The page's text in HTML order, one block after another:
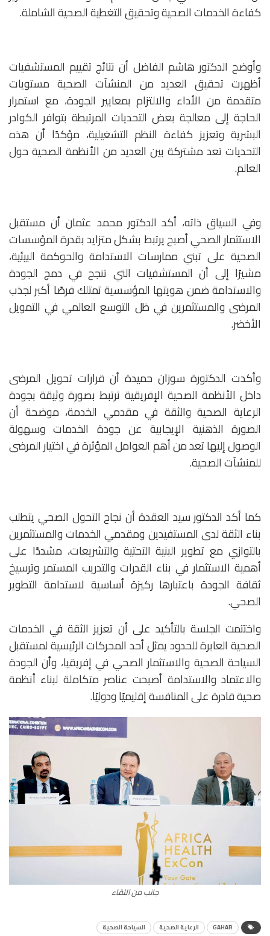
كفاءة الخدمات الصحية وتحقيق التغطية الصحية الشاملة.
وأوضح الدكتور هاشم الفاضل أن نتائج تقييم المستشفيات
أظهرت تحقيق العديد من المنشآت الصحية مستويات
متقدمة من الأداء والالتزام بمعايير الجودة، مع استمرار
الحاجة إلى معالجة بعض التحديات المرتبطة بتوافر الكوادر
البشرية وتعزيز كفاءة النظم التشغيلية، مؤكدًا أن هذه
التحديات تعد مشتركة بين العديد من الأنظمة الصحية حول
العالم.
وفي السياق ذاته، أكد الدكتور محمد عثمان أن مستقبل
الاستثمار الصحي أصبح يرتبط بشكل متزايد بقدرة المؤسسات
الصحية على تبني ممارسات الاستدامة والحوكمة البيئية،
مشيرًا إلى أن المستشفيات التي تنجح في دمج الجودة
والاستدامة ضمن هويتها المؤسسية تمتلك فرصًا أكبر لجذب
المرضى والمستثمرين في ظل التوسع العالمي في التمويل
الأخضر.
وأكدت الدكتورة سوزان حميدة أن قرارات تحويل المرضى
داخل الأنظمة الصحية الإفريقية ترتبط بصورة وثيقة بجودة
الرعاية الصحية والثقة في مقدمي الخدمة، موضحة أن
الصورة الذهنية الإيجابية عن جودة الخدمات وسهولة
الوصول إليها تعد من أهم العوامل المؤثرة في اختيار المرضى
للمنشآت الصحية.
كما أكد الدكتور سيد العقدة أن نجاح التحول الصحي يتطلب
بناء الثقة لدى المستفيدين ومقدمي الخدمات والمستثمرين
بالتوازي مع تطوير البنية التحتية والتشريعات، مشددًا على
أهمية الاستثمار في بناء القدرات والتدريب المستمر وترسيخ
ثقافة الجودة باعتبارها ركيزة أساسية لاستدامة التطوير
الصحي.
واختتمت الجلسة بالتأكيد على أن تعزيز الثقة في الخدمات
الصحية العابرة للحدود يمثل أحد المحركات الرئيسية لمستقبل
السياحة الصحية والاستثمار الصحي في إفريقيا، وأن الجودة
والاعتماد والاستدامة أصبحت عناصر متكاملة لبناء أنظمة
صحية قادرة على المنافسة إقليميًا ودوليًا.
جانب من اللقاء
GAHAR الرعاية الصحية
السياحة الصحية